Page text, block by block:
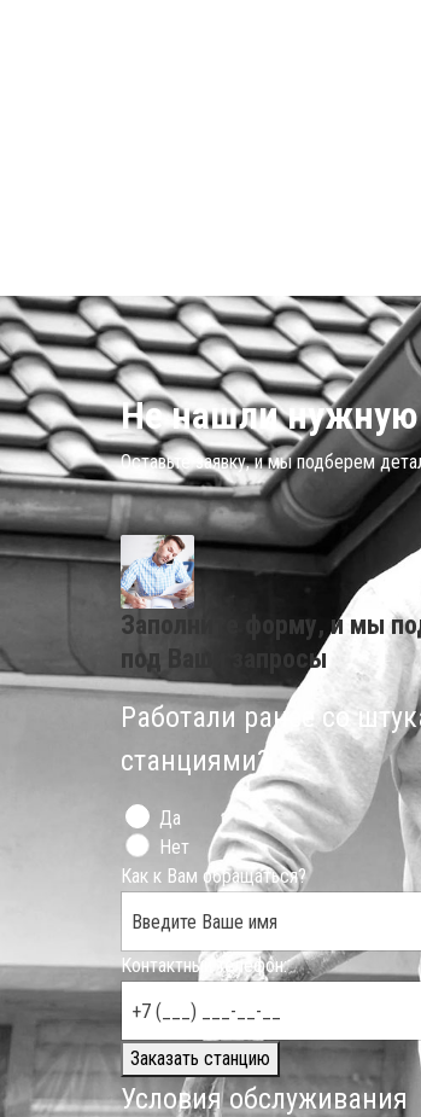
Не нашли нужную
Оставьте заявку, и мы подберем
Заполните форму, и мы
под Ваши запросы
Работали ранее со
станциями?
Да
Нет
Как к Вам обращаться?
Контактный телефон:
Заказать станцию
Условия обслуживания